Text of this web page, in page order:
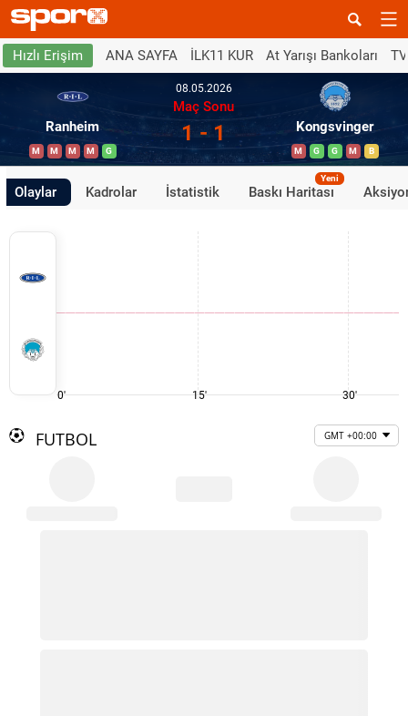
Hızlı Erişim ANA SAYFA İLK11 KUR At Yarışı Bankoları
Ranheim
M M M M G
08.05.2026
Maç Sonu
1 - 1 Kongsvinger
M G G M B
Olaylar Kadrolar İstatistik Baskı Haritası
Yeni
0' 15' 30'
FUTBOL GMT +00:00